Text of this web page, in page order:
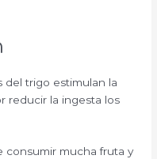
del trigo estimulan la
reducir la ingesta los
consumir mucha fruta y